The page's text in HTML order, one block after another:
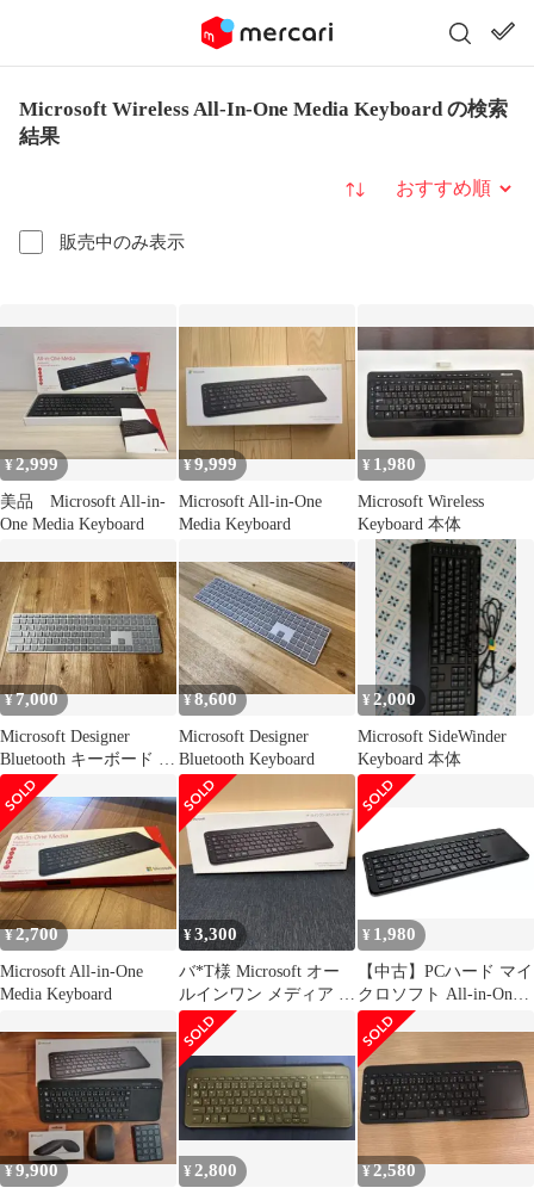
Microsoft Wireless All-In-One Media Keyboard の検索
結果
販売中のみ表示
並び替え
¥2,999
美品 Microsoft All-in-
One Media Keyboard
¥9,999
Microsoft All-in-One
Media Keyboard
¥ 1,980
Microsoft Wireless
Keyboard 本体
¥7,000
Microsoft Designer
Bluetooth キーボード 本
体
¥8,600
Microsoft Designer
Bluetooth Keyboard
¥ 2,000
Microsoft SideWinder
Keyboard 本体
¥2,700
Microsoft All-in-One
Media Keyboard
¥3,300
バ*T様 Microsoft オー
ルインワン メディア キ
ーボード
¥ 1,980
【中古】PCハード マイ
クロソフト All-in-One
Media keyboard[1632]
¥9,900 ¥ 2,800 ¥2,580